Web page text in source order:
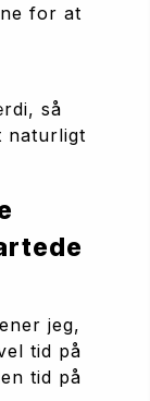
for at
så
naturligt
jeg,
tid på
tid på